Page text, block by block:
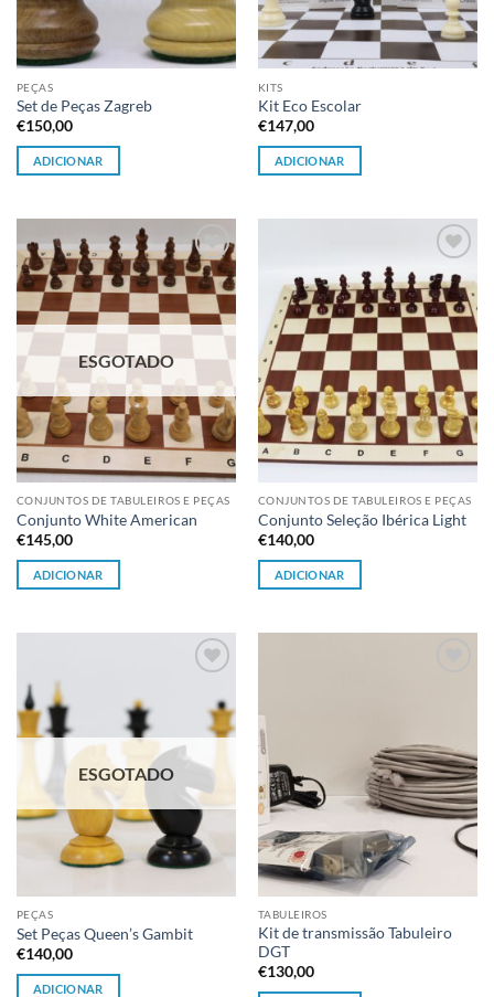
PEÇAS
Set de Peças Zagreb
€150,00
ADICIONAR
KITS
Kit Eco Escolar
€147,00
ADICIONAR
Adicionar
à lista de
desejos
ESGOTADO
CONJUNTOS DE TABULEIROS E PEÇAS
Conjunto White American
€145,00
ADICIONAR
Adicionar
à lista de
desejos
CONJUNTOS DE TABULEIROS E PEÇAS
Conjunto Seleção Ibérica Light
€140,00
ADICIONAR
à lista de
desejos
ESGOTADO
PEÇAS
Set Peças Queen’s Gambit
€140,00
ADICIONAR
TABULEIROS
Kit de transmissão Tabuleiro
DGT
€130,00